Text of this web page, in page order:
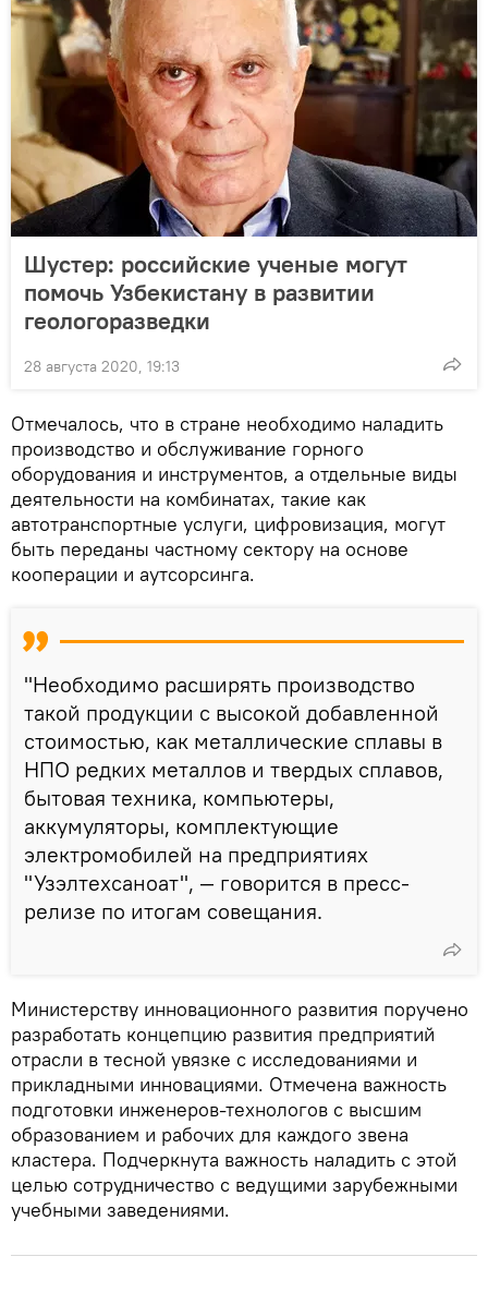
Шустер: российские ученые могут
помочь Узбекистану в развитии
геологоразведки
28 августа 2020, 19:13
Отмечалось, что в стране необходимо наладить
производство и обслуживание горного
оборудования и инструментов, а отдельные виды
деятельности на комбинатах, такие как
автотранспортные услуги, цифровизация, могут
быть переданы частному сектору на основе
кооперации и аутсорсинга.
"Необходимо расширять производство
такой продукции с высокой добавленной
стоимостью, как металлические сплавы в
НПО редких металлов и твердых сплавов,
бытовая техника, компьютеры,
аккумуляторы, комплектующие
электромобилей на предприятиях
"Узэлтехсаноат", — говорится в пресс-
релизе по итогам совещания.
Министерству инновационного развития поручено
разработать концепцию развития предприятий
отрасли в тесной увязке с исследованиями и
прикладными инновациями. Отмечена важность
подготовки инженеров-технологов с высшим
образованием и рабочих для каждого звена
кластера. Подчеркнута важность наладить с этой
целью сотрудничество с ведущими зарубежными
учебными заведениями.